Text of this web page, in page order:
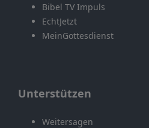
Bibel TV Impuls
EchtJetzt
MeinGottesdienst
Unterstützen
Weitersagen